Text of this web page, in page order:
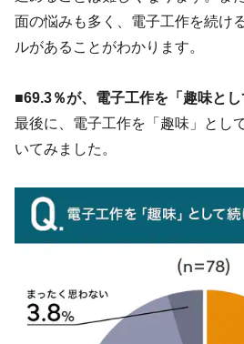
面の悩みも多く、電子工作を続け
ルがあることがわかります。
■69.3％が、電子工作を「趣味と
最後に、電子工作を「趣味」とし
いてみました。